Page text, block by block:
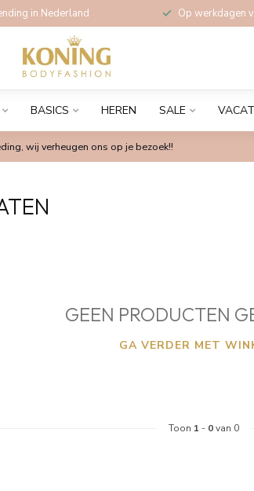
in Nederland Op werkdagen
BASICS HEREN SALE
wij verheugen ons op je bezoek!!
GEEN PRODUCTEN
GA VERDER MET
Toon 1 - 0van 0